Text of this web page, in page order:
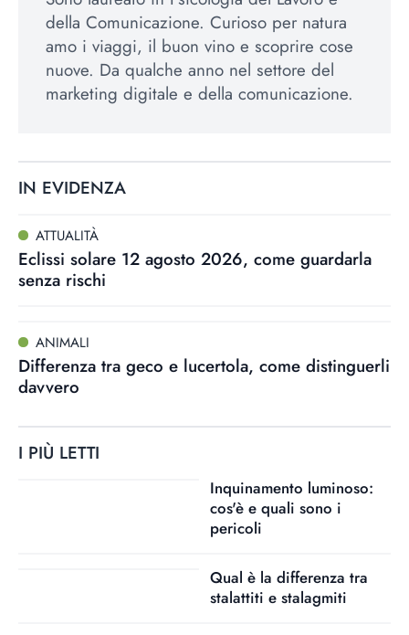
della Comunicazione. Curioso per natura
amo i viaggi, il buon vino e scoprire cose
nuove. Da qualche anno nel settore del
marketing digitale e della comunicazione.
IN EVIDENZA
ATTUALITÀ
Eclissi solare 12 agosto 2026, come guardarla
senza rischi
ANIMALI
Differenza tra geco e lucertola, come distinguerli
davvero
I PIÙ LETTI
Inquinamento luminoso:
cos'è e quali sono i
pericoli
Qual è la differenza tra
stalattiti e stalagmiti